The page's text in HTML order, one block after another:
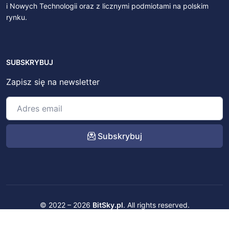
i Nowych Technologii oraz z licznymi podmiotami na polskim
rynku.
SUBSKRYBUJ
Zapisz się na newsletter
Subskrybuj
© 2022 – 2026 BitSky.pl. All rights reserved.